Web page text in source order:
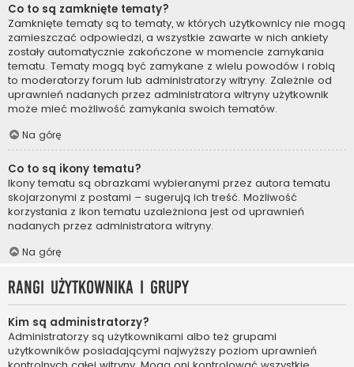
Co to są zamknięte tematy?
Zamknięte tematy są to tematy, w których użytkownicy nie mogą
zamieszczać odpowiedzi, a wszystkie zawarte w nich ankiety
zostały automatycznie zakończone w momencie zamykania
tematu. Tematy mogą być zamykane z wielu powodów i robią
to moderatorzy forum lub administratorzy witryny. Zależnie od
uprawnień nadanych przez administratora witryny użytkownik
może mieć możliwość zamykania swoich tematów.
Na górę
Co to są ikony tematu?
Ikony tematu są obrazkami wybieranymi przez autora tematu
skojarzonymi z postami – sugerują ich treść. Możliwość
korzystania z ikon tematu uzależniona jest od uprawnień
nadanych przez administratora witryny.
Na górę
Rangi użytkownika i grupy
Kim są administratorzy?
Administratorzy są użytkownikami albo też grupami
użytkowników posiadającymi najwyższy poziom uprawnień